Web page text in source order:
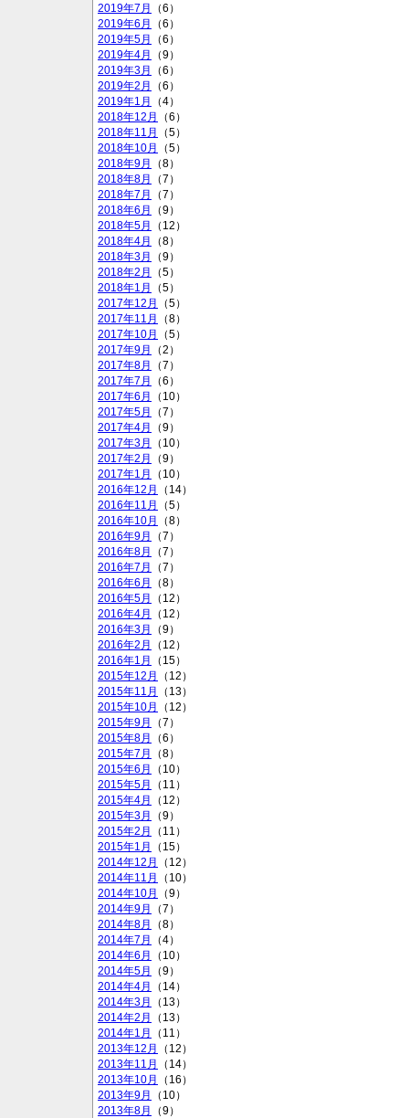
2019年7月
（6）
2019年6月
（6）
2019年5月
（6）
2019年4月
（9）
2019年3月
（6）
2019年2月
（6）
2019年1月
（4）
2018年12月
（6）
2018年11月
（5）
2018年10月
（5）
2018年9月
（8）
2018年8月
（7）
2018年7月
（7）
2018年6月
（9）
2018年5月
（12）
2018年4月
（8）
2018年3月
（9）
2018年2月
（5）
2018年1月
（5）
2017年12月
（5）
2017年11月
（8）
2017年10月
（5）
2017年9月
（2）
2017年8月
（7）
2017年7月
（6）
2017年6月
（10）
2017年5月
（7）
2017年4月
（9）
2017年3月
（10）
2017年2月
（9）
2017年1月
（10）
2016年12月
（14）
2016年11月
（5）
2016年10月
（8）
2016年9月
（7）
2016年8月
（7）
2016年7月
（7）
2016年6月
（8）
2016年5月
（12）
2016年4月
（12）
2016年3月
（9）
2016年2月
（12）
2016年1月
（15）
2015年12月
（12）
2015年11月
（13）
2015年10月
（12）
2015年9月
（7）
2015年8月
（6）
2015年7月
（8）
2015年6月
（10）
2015年5月
（11）
2015年4月
（12）
2015年3月
（9）
2015年2月
（11）
2015年1月
（15）
2014年12月
（12）
2014年11月
（10）
2014年10月
（9）
2014年9月
（7）
2014年8月
（8）
2014年7月
（4）
2014年6月
（10）
2014年5月
（9）
2014年4月
（14）
2014年3月
（13）
2014年2月
（13）
2014年1月
（11）
2013年12月
（12）
2013年11月
（14）
2013年10月
（16）
2013年9月
（10）
2013年8月
（9）